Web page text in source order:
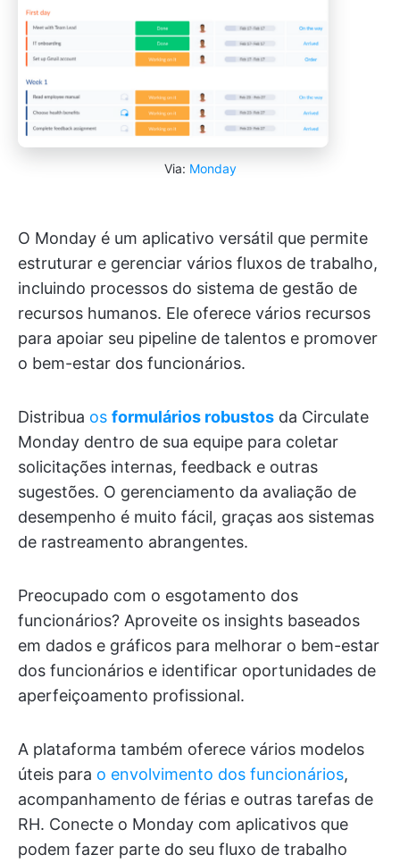
Via: Monday
O Monday é um aplicativo versátil que permite
estruturar e gerenciar vários fluxos de trabalho,
incluindo processos do sistema de gestão de
recursos humanos. Ele oferece vários recursos
para apoiar seu pipeline de talentos e promover
o bem-estar dos funcionários.
Distribua os formulários robustos da Circulate
Monday dentro de sua equipe para coletar
solicitações internas, feedback e outras
sugestões. O gerenciamento da avaliação de
desempenho é muito fácil, graças aos sistemas
de rastreamento abrangentes.
Preocupado com o esgotamento dos
funcionários? Aproveite os insights baseados
em dados e gráficos para melhorar o bem-estar
dos funcionários e identificar oportunidades de
aperfeiçoamento profissional.
A plataforma também oferece vários modelos
úteis para o envolvimento dos funcionários,
acompanhamento de férias e outras tarefas de
RH. Conecte o Monday com aplicativos que
podem fazer parte do seu fluxo de trabalho